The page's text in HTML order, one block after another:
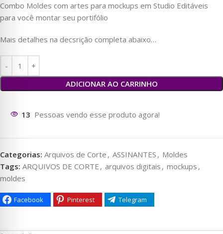
Combo Moldes com artes para mockups em Studio Editáveis
para você montar seu portifólio
Mais detalhes na decsrição completa abaixo…
ADICIONAR AO CARRINHO
10 Pessoas vendo esse produto agora!
Categorias: Arquivos de Corte , ASSINANTES , Moldes
Tags: ARQUIVOS DE CORTE , arquivos digitais , mockups ,
moldes
Facebook Pinterest Telegram